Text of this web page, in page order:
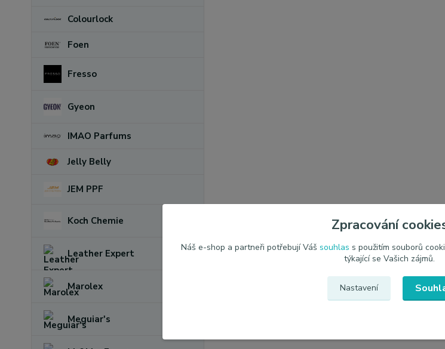
Colourlock
Foen
Fresso
Gyeon
IMAO Parfums
Jelly Belly
JEM PPF
Koch Chemie
Leather Expert
Marolex
Meguiar's
Zpracování
Náš e-shop a partneři potřebují Váš souhlas s použitím souborů
týkající se Vašich zájmů.
Nastavení